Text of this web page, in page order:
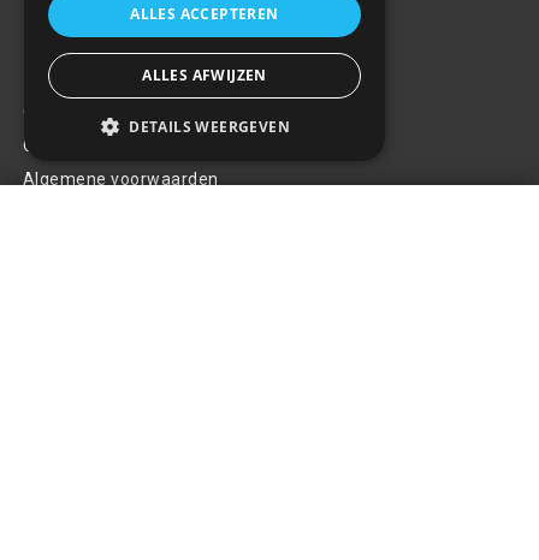
Klantenservice
Over ons
Contact
Algemene voorwaarden
ALLES ACCEPTEREN
ALLES AFWIJZEN
DETAILS WEERGEVEN